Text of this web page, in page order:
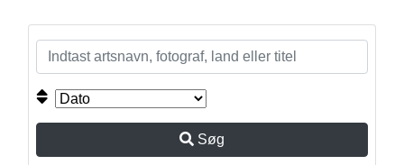
Søg